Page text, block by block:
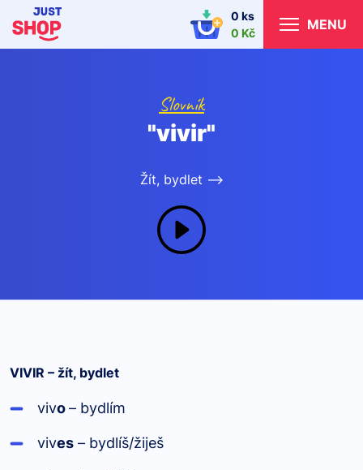
0 ks
0 Kč
MENU
Slovník
"vivir"
Žít, bydlet -->
VIVIR – žít, bydlet
vivo– bydlím
vives – bydlíš/žiješ